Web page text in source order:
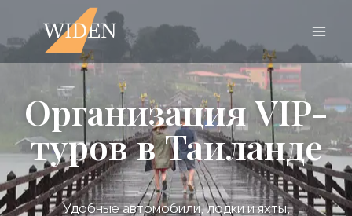
Организация VIP-
туров в Таиланде
Удобные автомобили, лодки и яхты,